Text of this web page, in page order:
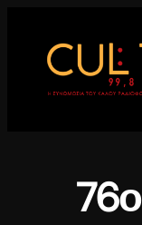
περιεχόμενο